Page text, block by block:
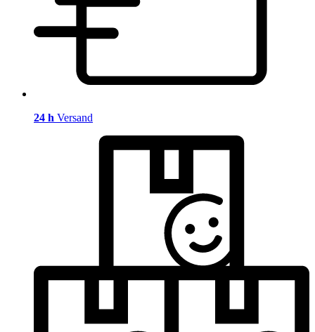
24 h Versand